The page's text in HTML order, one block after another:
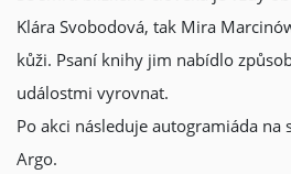
Klára Svobodová, tak Mira
kůži. Psaní knihy jim nabídlo
událostmi vyrovnat.
Po akci následuje autogramiáda na
Argo.